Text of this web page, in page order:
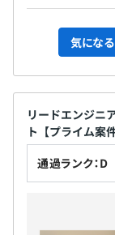
気にな
リードエンジニ
ト【プライム案
通過ランク：D